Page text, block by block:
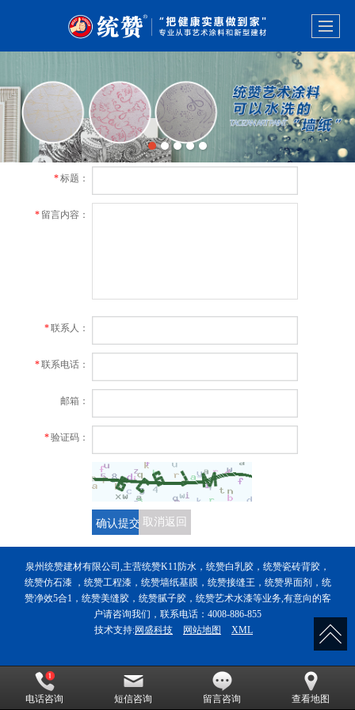
*标题：
* 留言内容：
*联系人：
*联系电话：
邮箱：
*验证码：
确认提交 取消返回
泉州统赞建材有限公司,主营统赞K11防水，统赞白乳胶，统赞瓷砖背胶，
统赞仿石漆 ，统赞工程漆，统赞墙纸基膜，统赞接缝王，统赞界面剂，统
赞净效5合1，统赞美缝胶，统赞腻子胶，统赞艺术水漆等业务,有意向的客
户请咨询我们，联系电话：4008-886-855
技术支持:网盛科技 网站地图 XML
电话咨询 短信咨询 留言咨询 查看地图